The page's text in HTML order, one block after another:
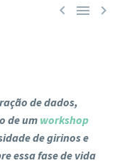
  
de dados,
de um workshop
de girinos e
essa fase de vida